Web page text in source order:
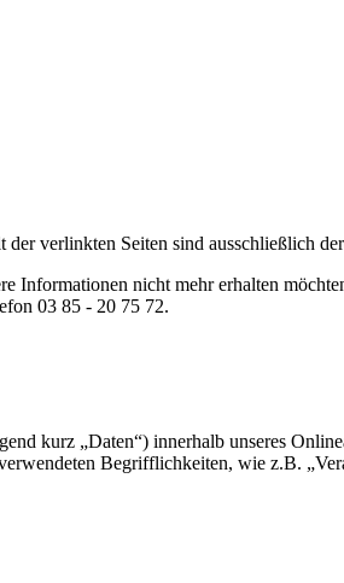
verlinkten Seiten sind ausschließlich
Informationen nicht mehr erhalten
03 85 - 20 75 72.
kurz „Daten“) innerhalb unseres
Begrifflichkeiten, wie z.B.